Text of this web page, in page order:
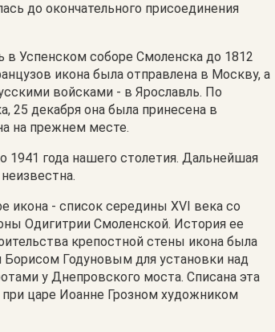
до окончательного присоединения
в Успенском соборе Смоленска до 1812
икона была отправлена в Москву, а
войсками - в Ярославль. По
25 декабря она была принесена в
на прежнем месте.
1941 года нашего столетия. Дальнейшая
икона - список середины XVI века со
Одигитрии Смоленской. История ее
крепостной стены икона была
Годуновым для установки над
у Днепровского моста. Списана эта
при царе Иоанне Грозном художником